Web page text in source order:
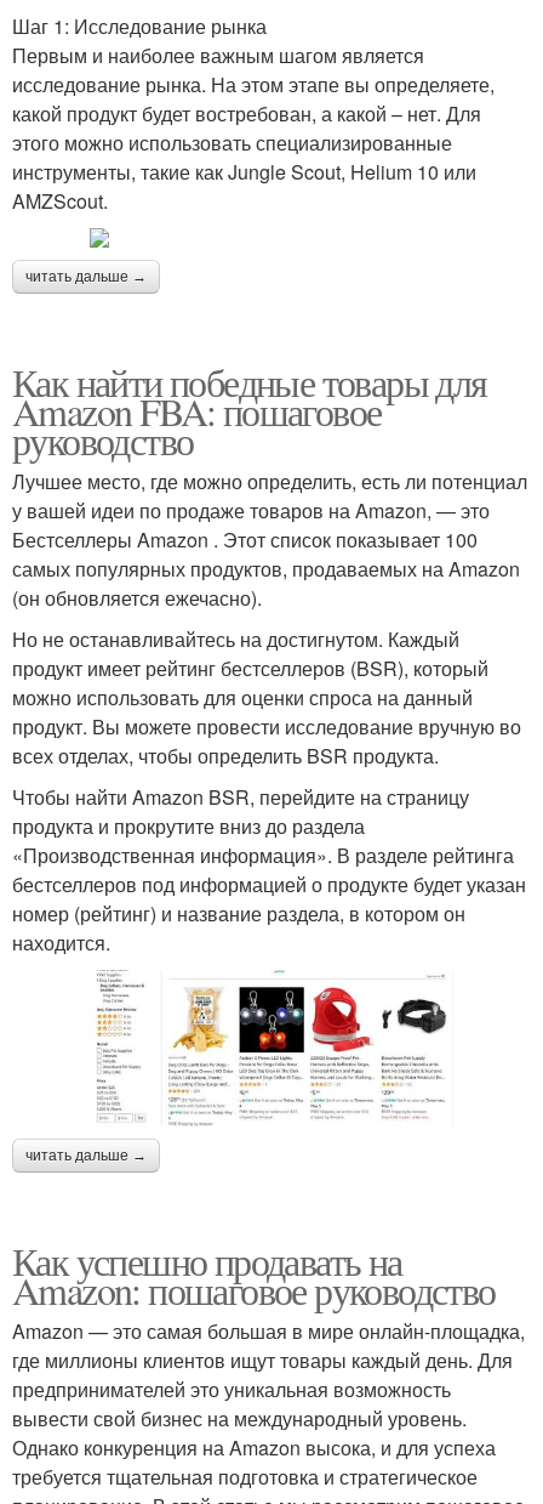
Шаг 1: Исследование рынка
Первым и наиболее важным шагом является
исследование рынка. На этом этапе вы определяете,
какой продукт будет востребован, а какой – нет. Для
этого можно использовать специализированные
инструменты, такие как Jungle Scout, Helium 10 или
AMZScout.
читать дальше →
Как найти победные товары для
Amazon FBA: пошаговое
руководство
Лучшее место, где можно определить, есть ли потенциал
у вашей идеи по продаже товаров на Amazon, — это
Бестселлеры Amazon . Этот список показывает 100
самых популярных продуктов, продаваемых на Amazon
(он обновляется ежечасно).
Но не останавливайтесь на достигнутом. Каждый
продукт имеет рейтинг бестселлеров (BSR), который
можно использовать для оценки спроса на данный
продукт. Вы можете провести исследование вручную во
всех отделах, чтобы определить BSR продукта.
Чтобы найти Amazon BSR, перейдите на страницу
продукта и прокрутите вниз до раздела
«Производственная информация». В разделе рейтинга
бестселлеров под информацией о продукте будет указан
номер (рейтинг) и название раздела, в котором он
находится.
читать дальше →
Как успешно продавать на
Amazon: пошаговое руководство
Amazon — это самая большая в мире онлайн-площадка,
где миллионы клиентов ищут товары каждый день. Для
предпринимателей это уникальная возможность
вывести свой бизнес на международный уровень.
Однако конкуренция на Amazon высока, и для успеха
требуется тщательная подготовка и стратегическое